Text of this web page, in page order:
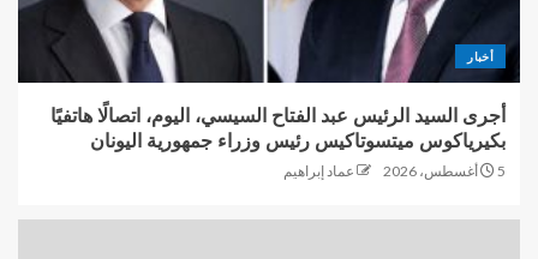
أخبار
أجرى السيد الرئيس عبد الفتاح السيسي، اليوم، اتصالًا هاتفيًا
بكيرياكوس ميتسوتاكيس رئيس وزراء جمهورية اليونان
5 أغسطس، 2026 عماد إبراهيم